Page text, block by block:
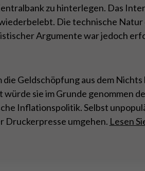
zu hinterlegen. Das
Die technische Natur
Argumente war jedoch
Geldschöpfung aus dem
sie im Grunde genommen
Inflationspolitik. Selbst
Druckerpresse umgehen. Lesen